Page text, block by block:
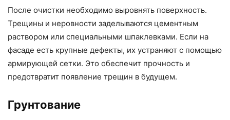
После очистки необходимо выровнять поверхность.
Трещины и неровности заделываются цементным
раствором или специальными шпаклевками. Если на
фасаде есть крупные дефекты, их устраняют с помощью
армирующей сетки. Это обеспечит прочность и
предотвратит появление трещин в будущем.
Грунтование